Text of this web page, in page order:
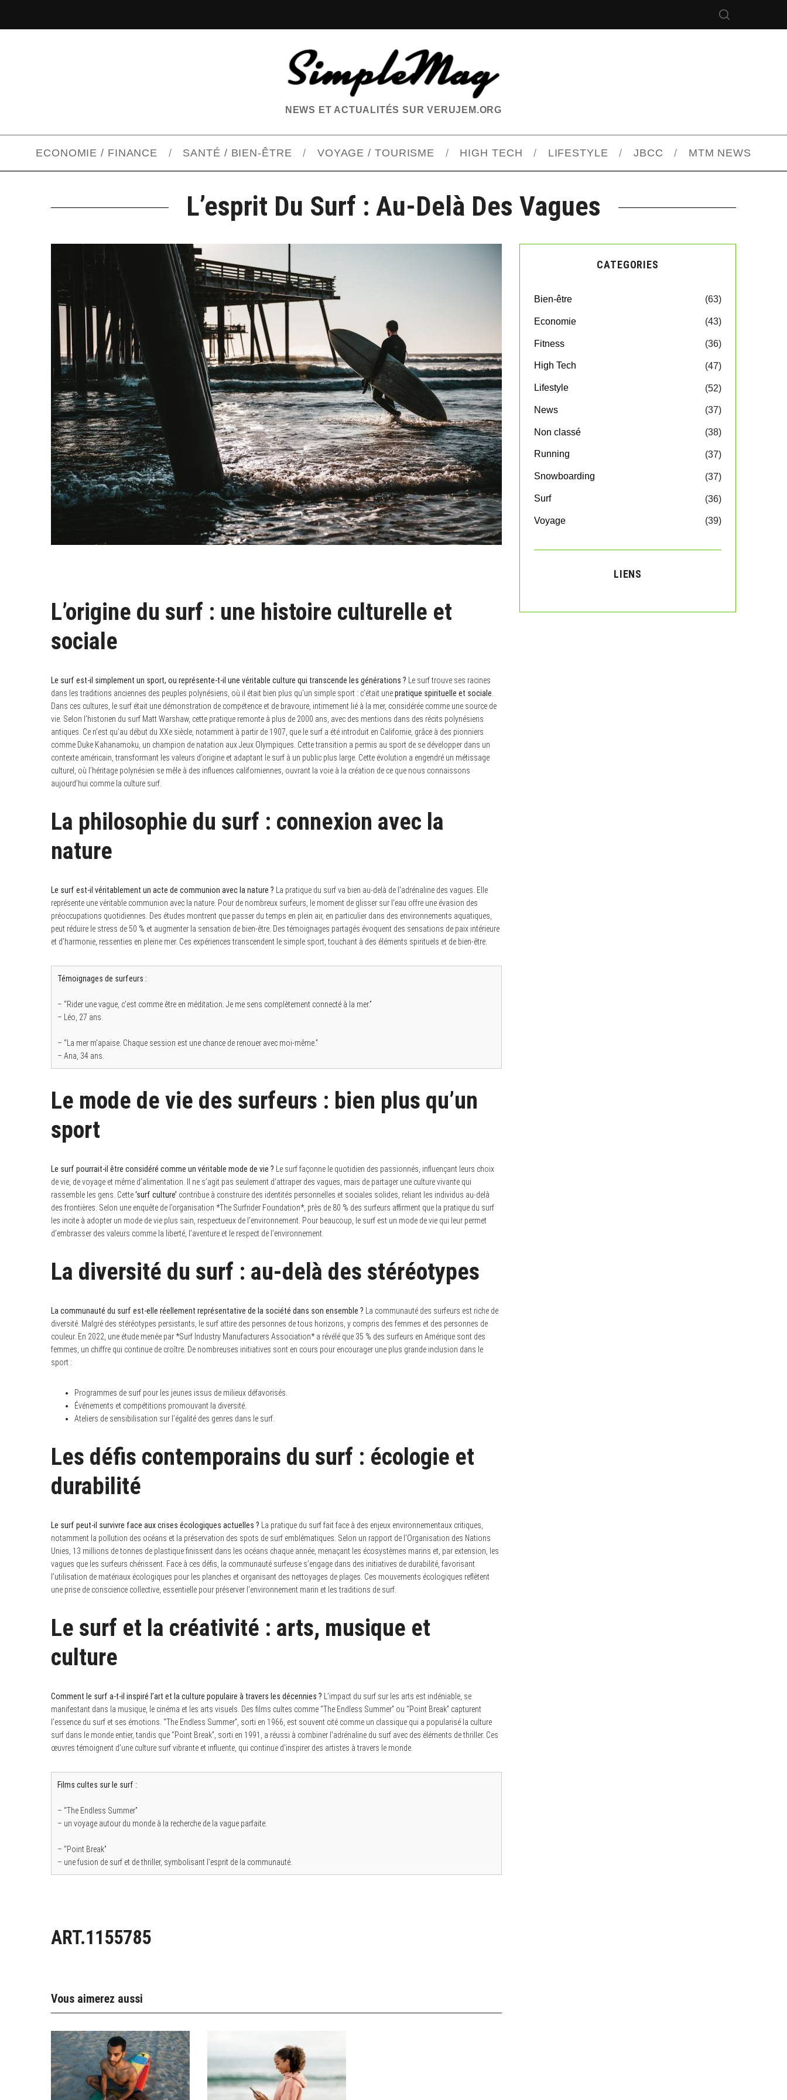
NEWS ET ACTUALITÉS SUR VERUJEM.ORG
ECONOMIE / FINANCE SANTÉ / BIEN-ÊTRE VOYAGE / TOURISME HIGH TECH LIFESTYLE JBCC MTM NEWS
L’esprit Du Surf : Au-Delà Des Vagues
L’origine du surf : une histoire culturelle et
sociale
Le surf est-il simplement un sport, ou représente-t-il une véritable culture qui transcende les générations ? Le surf trouve ses racines
dans les traditions anciennes des peuples polynésiens, où il était bien plus qu’un simple sport : c’était unepratique spirituelle et sociale
Dans ces cultures, le surf était une démonstration de compétence et de bravoure, intimement lié à la mer, considérée comme une source de
vie. Selon l’historien du surf Matt Warshaw, cette pratique remonte à plus de 2000 ans, avec des mentions dans des récits polynésiens
antiques. Ce n’est qu’au début du XXe siècle, notamment à partir de 1907, que le surf a été introduit en Californie, grâce à des pionniers
comme Duke Kahanamoku, un champion de natation aux Jeux Olympiques. Cette transition a permis au sport de se développer dans un
contexte américain, transformant les valeurs d’origine et adaptant le surf à un public plus large. Cette évolution a engendré un métissage
culturel, où l’héritage polynésien se mêle à des influences californiennes, ouvrant la voie à la création de ce que nous connaissons
aujourd’hui comme la culture surf.
La philosophie du surf : connexion avec la
nature
Le surf est-il véritablement un acte de communion avec la nature ? La pratique du surf va bien au-delà de l’adrénaline des vagues. Elle
représente une véritable communion avec la nature. Pour de nombreux surfeurs, le moment de glisser sur l’eau offre une évasion des
préoccupations quotidiennes. Des études montrent que passer du temps en plein air, en particulier dans des environnements aquatiques,
peut réduire le stress de 50 % et augmenter la sensation de bien-être. Des témoignages partagés évoquent des sensations de paix intérieure
et d’harmonie, ressenties en pleine mer. Ces expériences transcendent le simple sport, touchant à des éléments spirituels et de bien-être.
Témoignages de surfeurs :
– “Rider une vague, c’est comme être en méditation. Je me sens complètement connecté à la mer.”
– Léo, 27 ans.
– “La mer m’apaise. Chaque session est une chance de renouer avec moi-même.”
– Ana, 34 ans.
Le mode de vie des surfeurs : bien plus qu’un
sport
Le surf pourrait-il être considéré comme un véritable mode de vie ? Le surf façonne le quotidien des passionnés, influençant leurs choix
de vie, de voyage et même d’alimentation. Il ne s’agit pas seulement d’attraper des vagues, mais de partager une culture vivante qui
rassemble les gens. Cette‘surf culture’ contribue à construire des identités personnelles et sociales solides, reliant les individus au-delà
des frontières. Selon une enquête de l’organisation *The Surfrider Foundation*, près de 80 % des surfeurs affirment que la pratique du surf
les incite à adopter un mode de vie plus sain, respectueux de l’environnement. Pour beaucoup, le surf est un mode de vie qui leur permet
d’embrasser des valeurs comme la liberté, l’aventure et le respect de l’environnement.
La diversité du surf : au-delà des stéréotypes
La communauté du surf est-elle réellement représentative de la société dans son ensemble ? La communauté des surfeurs est riche de
diversité. Malgré des stéréotypes persistants, le surf attire des personnes de tous horizons, y compris des femmes et des personnes de
couleur. En 2022, une étude menée par *Surf Industry Manufacturers Association* a révélé que 35 % des surfeurs en Amérique sont des
femmes, un chiffre qui continue de croître. De nombreuses initiatives sont en cours pour encourager une plus grande inclusion dans le
sport :
Programmes de surf pour les jeunes issus de milieux défavorisés.
Événements et compétitions promouvant la diversité.
Ateliers de sensibilisation sur l’égalité des genres dans le surf.
Les défis contemporains du surf : écologie et
durabilité
Le surf peut-il survivre face aux crises écologiques actuelles ? La pratique du surf fait face à des enjeux environnementaux critiques,
notamment la pollution des océans et la préservation des spots de surf emblématiques. Selon un rapport de l’Organisation des Nations
Unies, 13 millions de tonnes de plastique finissent dans les océans chaque année, menaçant les écosystèmes marins et, par extension, les
vagues que les surfeurs chérissent. Face à ces défis, la communauté surfeuse s’engage dans des initiatives de durabilité, favorisant
l’utilisation de matériaux écologiques pour les planches et organisant des nettoyages de plages. Ces mouvements écologiques reflètent
une prise de conscience collective, essentielle pour préserver l’environnement marin et les traditions de surf.
Le surf et la créativité : arts, musique et
culture
Comment le surf a-t-il inspiré l’art et la culture populaire à travers les décennies ? L’impact du surf sur les arts est indéniable, se
manifestant dans la musique, le cinéma et les arts visuels. Des films cultes comme “The Endless Summer” ou “Point Break” capturent
l’essence du surf et ses émotions. “The Endless Summer”, sorti en 1966, est souvent cité comme un classique qui a popularisé la culture
surf dans le monde entier, tandis que “Point Break”, sorti en 1991, a réussi à combiner l’adrénaline du surf avec des éléments de thriller. Ces
œuvres témoignent d’une culture surf vibrante et influente, qui continue d’inspirer des artistes à travers le monde.
Films cultes sur le surf :
– “The Endless Summer”
– un voyage autour du monde à la recherche de la vague parfaite.
– “Point Break”
– une fusion de surf et de thriller, symbolisant l’esprit de la communauté.
ART.1155785
Vous aimerez aussi
CATEGORIES
Bien-être (63)
Economie (43)
Fitness (36)
High Tech (47)
Lifestyle (52)
News (37)
Non classé (38)
Running (37)
Snowboarding (37)
Surf (36)
Voyage (39)
LIENS
c
o